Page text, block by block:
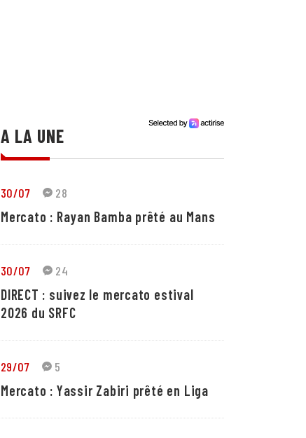
A LA UNE
30/07 28
Mercato : Rayan Bamba prêté au Mans
30/07 24
DIRECT : suivez le mercato estival
2026 du SRFC
29/07 5
Mercato : Yassir Zabiri prêté en Liga